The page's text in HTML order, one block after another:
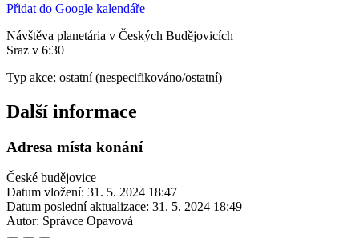
Přidat do Google kalendáře
Návštěva planetária v Českých Budějovicích
Sraz v 6:30
Typ akce: ostatní (nespecifikováno/ostatní)
Další informace
Adresa místa konání
České budějovice
Datum vložení: 31. 5. 2024 18:47
Datum poslední aktualizace: 31. 5. 2024 18:49
Autor: Správce Opavová